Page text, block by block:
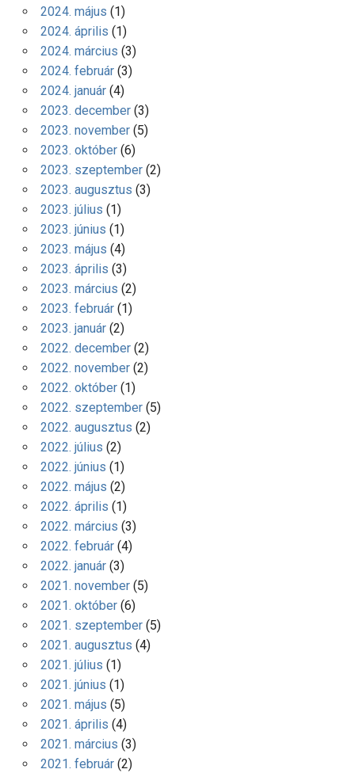
2024. május (1)
2024. április (1)
2024. március (3)
2024. február(3)
2024. január(4)
2023. december(3)
2023. november(5)
2023. október(6)
2023. szeptember(2)
2023. augusztus (3)
2023. július (1)
2023. június (1)
2023. május (4)
2023. április (3)
2023. március (2)
2023. február(1)
2023. január(2)
2022. december(2)
2022. november(2)
2022. október(1)
2022. szeptember(5)
2022. augusztus (2)
2022. július (2)
2022. június (1)
2022. május (2)
2022. április (1)
2022. március (3)
2022. február(4)
2022. január(3)
2021. november(5)
2021. október(6)
2021. szeptember(5)
2021. augusztus (4)
2021. július (1)
2021. június (1)
2021. május (5)
2021. április (4)
2021. március (3)
2021. február(2)